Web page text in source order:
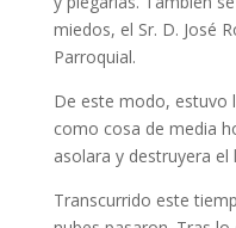
miedos, el Sr. D. José
Parroquial.
De este modo, estuvo
como cosa de media
asolara y destruyera el
Transcurrido este